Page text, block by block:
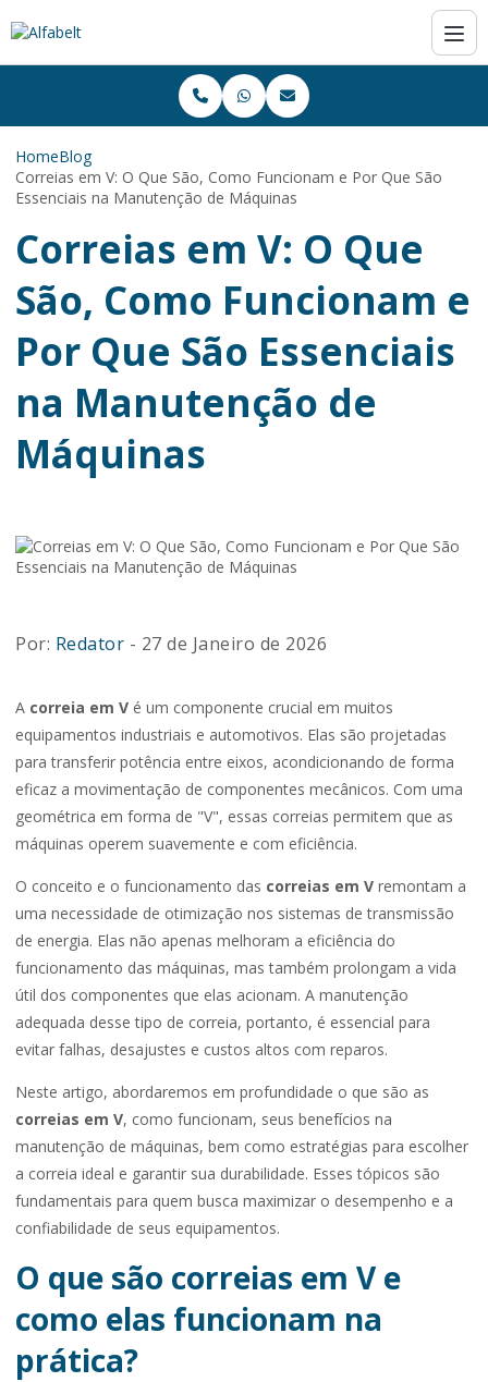
HomeBlog
Correias em V: O Que São, Como Funcionam e Por Que São
Essenciais na Manutenção de Máquinas
Correias em V: O Que
São, Como Funcionam e
Por Que São Essenciais
na Manutenção de
Máquinas
Por: Redator - 27 de Janeiro de 2026
A correia em V é um componente crucial em muitos
equipamentos industriais e automotivos. Elas são projetadas
para transferir potência entre eixos, acondicionando de forma
eficaz a movimentação de componentes mecânicos. Com uma
geométrica em forma de "V", essas correias permitem que as
máquinas operem suavemente e com eficiência.
O conceito e o funcionamento das correias em V remontam a
uma necessidade de otimização nos sistemas de transmissão
de energia. Elas não apenas melhoram a eficiência do
funcionamento das máquinas, mas também prolongam a vida
útil dos componentes que elas acionam. A manutenção
adequada desse tipo de correia, portanto, é essencial para
evitar falhas, desajustes e custos altos com reparos.
Neste artigo, abordaremos em profundidade o que são as
correias em V, como funcionam, seus benefícios na
manutenção de máquinas, bem como estratégias para escolher
a correia ideal e garantir sua durabilidade. Esses tópicos são
fundamentais para quem busca maximizar o desempenho e a
confiabilidade de seus equipamentos.
O que são correias em V e
como elas funcionam na
prática?